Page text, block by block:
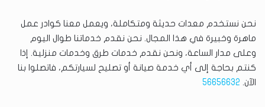
نحن نستخدم معدات حديثة ومتكاملة، ويعمل معنا كوادر عمل
ماهرة وخبيرة في هذا المجال. نحن نقدم خدماتنا طوال اليوم
وعلى مدار الساعة، ونحن نقدم خدمات طرق وخدمات منزلية. إذا
كنتم بحاجة إلى أي خدمة صيانة أو تصليح لسيارتكم، فاتصلوا بنا
الآن. 56656632